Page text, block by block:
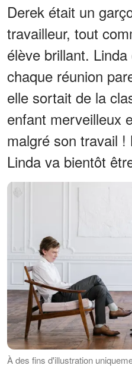
Derek était un
travailleur, tout
élève brillant.
chaque réunion
elle sortait de la
enfant merveilleux
malgré son travail
Linda va bientôt
À des fins d'illustration